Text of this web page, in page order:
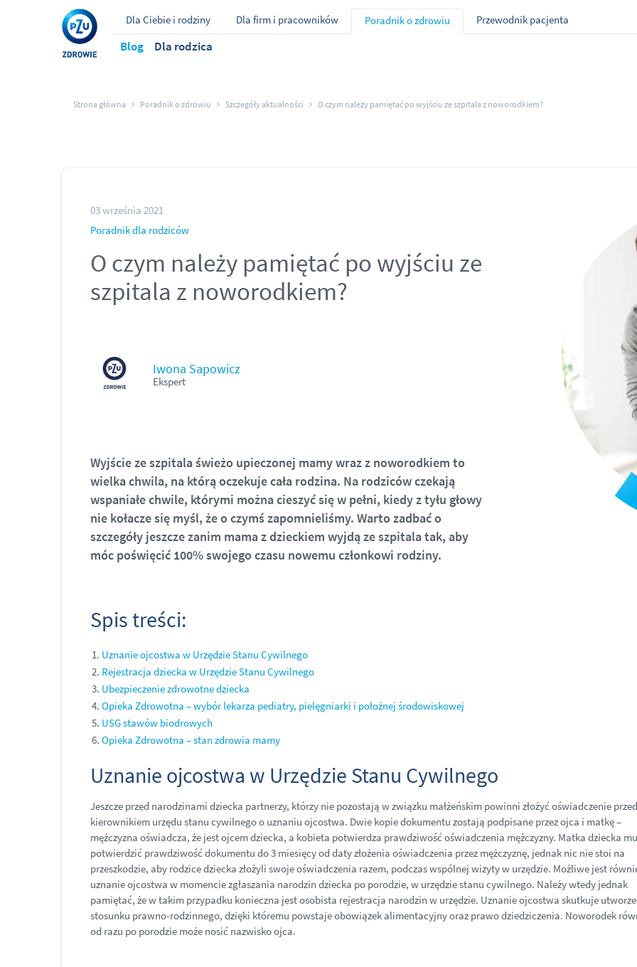
Dla Ciebie i rodziny Dla firm i pracowników Poradnik o zdrowiu Przewodnik pacjenta
Blog Dla rodzica
Strona główna Poradnik o zdrowiu Szczegóły aktualności O czym należy pamiętać po wyjściu ze szpitala z noworodkiem?
03 września 2021
Poradnik dla rodziców
O czym należy pamiętać po wyjściu ze
szpitala z noworodkiem?
Iwona Sapowicz
Ekspert
Wyjście ze szpitala świeżo upieczonej mamy wraz z noworodkiem to
wielka chwila, na którą oczekuje cała rodzina. Na rodziców czekają
wspaniałe chwile, którymi można cieszyć się w pełni, kiedy z tyłu głowy
nie kołacze się myśl, że o czymś zapomnieliśmy. Warto zadbać o
szczegóły jeszcze zanim mama z dzieckiem wyjdą ze szpitala tak, aby
móc poświęcić 100% swojego czasu nowemu członkowi rodziny.
Spis treści:
Uznanie ojcostwa w Urzędzie Stanu Cywilnego
Rejestracja dziecka w Urzędzie Stanu Cywilnego
Ubezpieczenie zdrowotne dziecka
Opieka Zdrowotna – wybór lekarza pediatry, pielęgniarki i położnej środowiskowej
USG stawów biodrowych
Opieka Zdrowotna – stan zdrowia mamy
Uznanie ojcostwa w Urzędzie Stanu Cywilnego
Jeszcze przed narodzinami dziecka partnerzy, którzy nie pozostają w związku małżeńskim powinni złożyć oświadczenie przed
kierownikiem urzędu stanu cywilnego o uznaniu ojcostwa. Dwie kopie dokumentu zostają podpisane przez ojca i matkę –
mężczyzna oświadcza, że jest ojcem dziecka, a kobieta potwierdza prawdziwość oświadczenia mężczyzny. Matka dziecka
potwierdzić prawdziwość dokumentu do 3 miesięcy od daty złożenia oświadczenia przez mężczyznę, jednak nic nie stoi na
przeszkodzie, aby rodzice dziecka złożyli swoje oświadczenia razem, podczas wspólnej wizyty w urzędzie. Możliwe jest
uznanie ojcostwa w momencie zgłaszania narodzin dziecka po porodzie, w urzędzie stanu cywilnego. Należy wtedy jednak
pamiętać, że w takim przypadku konieczna jest osobista rejestracja narodzin w urzędzie. Uznanie ojcostwa skutkuje
stosunku prawno-rodzinnego, dzięki któremu powstaje obowiązek alimentacyjny oraz prawo dziedziczenia. Noworodek
od razu po porodzie może nosić nazwisko ojca.